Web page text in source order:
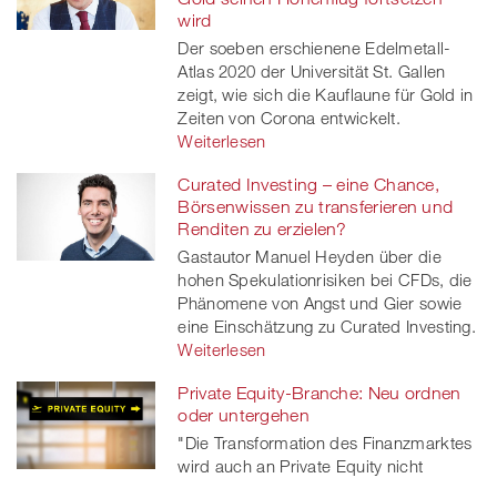
wird
Der soeben erschienene Edelmetall-
Atlas 2020 der Universität St. Gallen
zeigt, wie sich die Kauflaune für Gold in
Zeiten von Corona entwickelt.
Weiterlesen
Curated Investing – eine Chance,
Börsenwissen zu transferieren und
Renditen zu erzielen?
Gastautor Manuel Heyden über die
hohen Spekulationrisiken bei CFDs, die
Phänomene von Angst und Gier sowie
eine Einschätzung zu Curated Investing.
Weiterlesen
Private Equity-Branche: Neu ordnen
oder untergehen
"Die Transformation des Finanzmarktes
wird auch an Private Equity nicht